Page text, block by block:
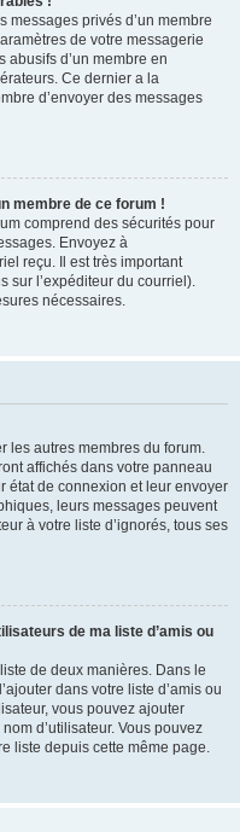
messages privés d’un membre
de votre messagerie
abusifs d’un membre en
Ce dernier a la
d’envoyer des messages
membre de ce forum !
comprend des sécurités pour
Envoyez à
reçu. Il est très important
sur l’expéditeur du courriel).
nécessaires.
les autres membres du forum.
affichés dans votre panneau
état de connexion et leur envoyer
leurs messages peuvent
à votre liste d’ignorés, tous ses
de ma liste d’amis ou
de deux manières. Dans le
dans votre liste d’amis ou
vous pouvez ajouter
d’utilisateur. Vous pouvez
liste depuis cette même page.